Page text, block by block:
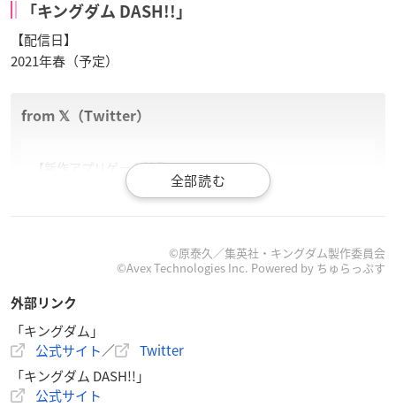
「キングダム DASH!!」
【配信日】
2021年春（予定）
【新作アプリゲーム始動！！】
2021年春の配信開始へ向けて、『キングダム
みなさん、どうぞお楽しみに！！https://t.co/nM6OcpwQe
— キングダム公式アカウント (@kingdom_yj)
©原泰久／集英社・キングダム製作委員会
©Avex Technologies Inc. Powered by ちゅらっぷす
外部リンク
「キングダム」
公式サイト／
Twitter
「キングダム DASH!!」
公式サイト